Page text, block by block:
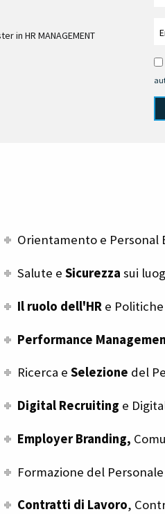
in HR MANAGEMENT
Orientamento e Personal
Salute eSicurezza sui
Il ruolo dell'HR e
Performance
Ricerca eSelezione del
Digital Recruiting e
Employer Branding,
Formazione del Personale
Contratti di Lavoro,